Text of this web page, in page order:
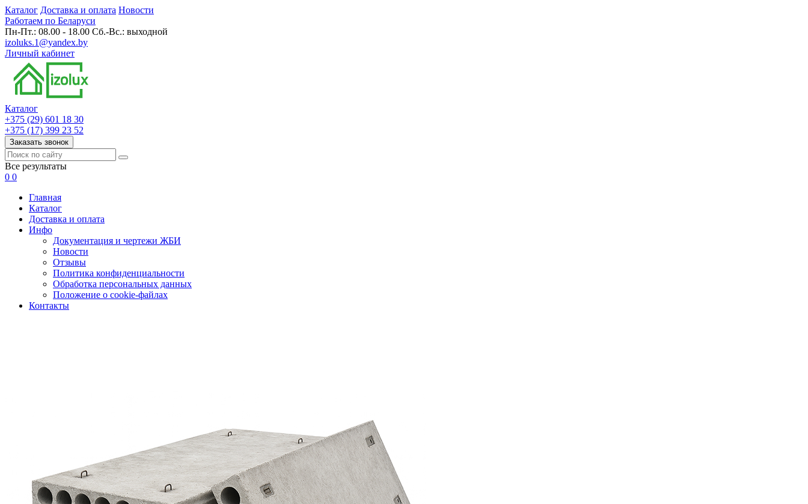
Каталог Доставка и оплата Новости
Работаем по Беларуси
Пн-Пт.: 08.00 - 18.00 Сб.-Вс.: выходной
izoluks.1@yandex.by
Личный кабинет
Каталог
+375 (29) 601 18 30
+375 (17) 399 23 52
Заказать звонок
Все результаты
0 0
Главная
Каталог
Доставка и оплата
Инфо
Документация и чертежи ЖБИ
Новости
Отзывы
Политика конфиденциальности
Обработка персональных данных
Положение о cookie-файлах
Контакты